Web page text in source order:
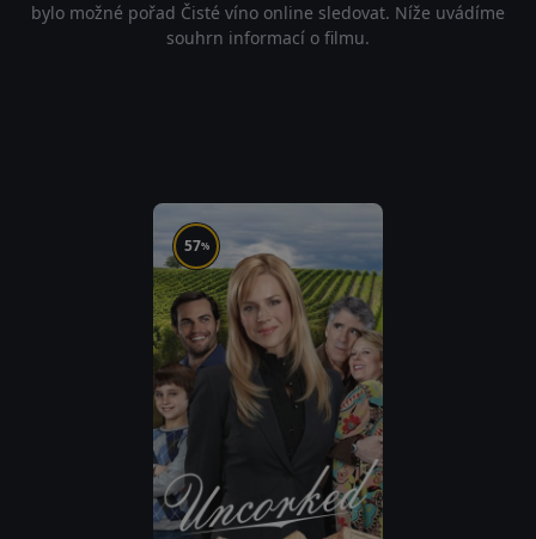
bylo možné pořad Čisté víno online sledovat. Níže uvádíme
souhrn informací o filmu.
57%